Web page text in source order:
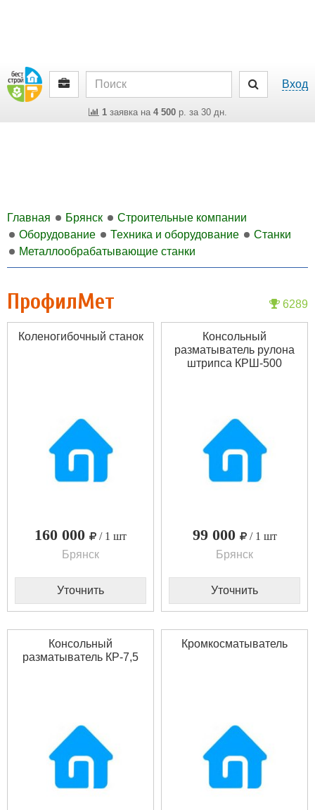
Вход
1заявка на 4 500р. за 30 дн.
Главная Брянск
Строительные компании
Оборудование
Техника и оборудование
Станки
Металлообрабатывающие станки
6289
ПрофилМет
Коленогибочный станок
160 000
/ 1 шт
Брянск
Уточнить
Консольный
разматыватель рулона
штрипса КРШ-500
99 000
/ 1 шт
Брянск
Уточнить
Консольный
разматыватель КР-7,5
Кромкосматыватель